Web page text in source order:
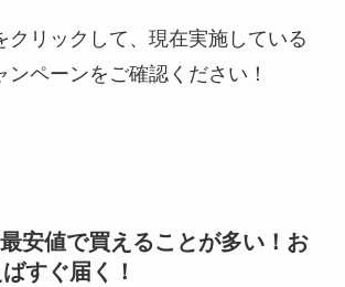
クリックして、現在実施している
ンペーンをご確認ください！
安値で買えることが多い！お
すぐ届く！